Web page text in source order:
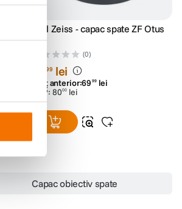
Carl Zeiss - capac spate ZF Otus
(0)
99 lei
Preț anterior:69 99 lei
PRP: 8000 lei
Capac obiectiv spate